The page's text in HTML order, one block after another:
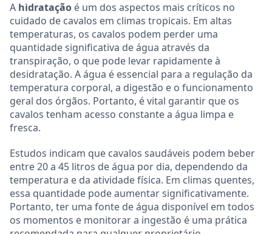
A hidratação é um dos aspectos mais críticos no
cuidado de cavalos em climas tropicais. Em altas
temperaturas, os cavalos podem perder uma
quantidade significativa de água através da
transpiração, o que pode levar rapidamente à
desidratação. A água é essencial para a regulação da
temperatura corporal, a digestão e o funcionamento
geral dos órgãos. Portanto, é vital garantir que os
cavalos tenham acesso constante a água limpa e
fresca.
Estudos indicam que cavalos saudáveis podem beber
entre 20 a 45 litros de água por dia, dependendo da
temperatura e da atividade física. Em climas quentes,
essa quantidade pode aumentar significativamente.
Portanto, ter uma fonte de água disponível em todos
os momentos e monitorar a ingestão é uma prática